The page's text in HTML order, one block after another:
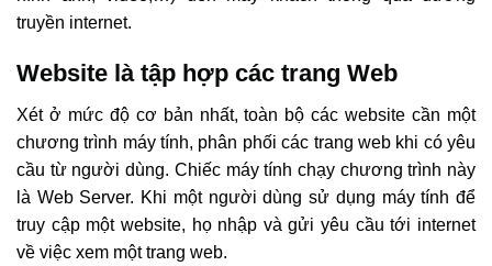
truyền internet.
Website là tập hợp các trang Web
Xét ở mức độ cơ bản nhất, toàn bộ các website cần một
chương trình máy tính, phân phối các trang web khi có yêu
cầu từ người dùng. Chiếc máy tính chạy chương trình này
là Web Server. Khi một người dùng sử dụng máy tính để
truy cập một website, họ nhập và gửi yêu cầu tới internet
về việc xem một trang web.